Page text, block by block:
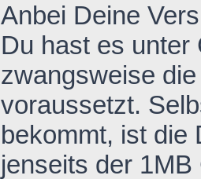
Anbei Deine
Du hast es unter
zwangsweise
voraussetzt.
bekommt, ist die
jenseits der 1MB